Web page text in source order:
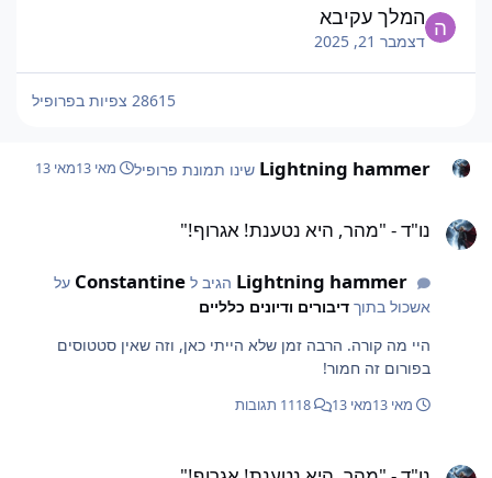
המלך עקיבא
דצמבר 21, 2025
28615 צפיות בפרופיל
Lightning hammer שינו תמונת פרופיל מאי 13 מאי 13
נו"ד - "מהר, היא נטענת! אגרוף!"
Lightning hammer הגיב ל Constantine על
אשכול בתוך דיבורים ודיונים כלליים
היי מה קורה. הרבה זמן שלא הייתי כאן, וזה שאין סטטוסים
בפורום זה חמור!
מאי 13 מאי 13